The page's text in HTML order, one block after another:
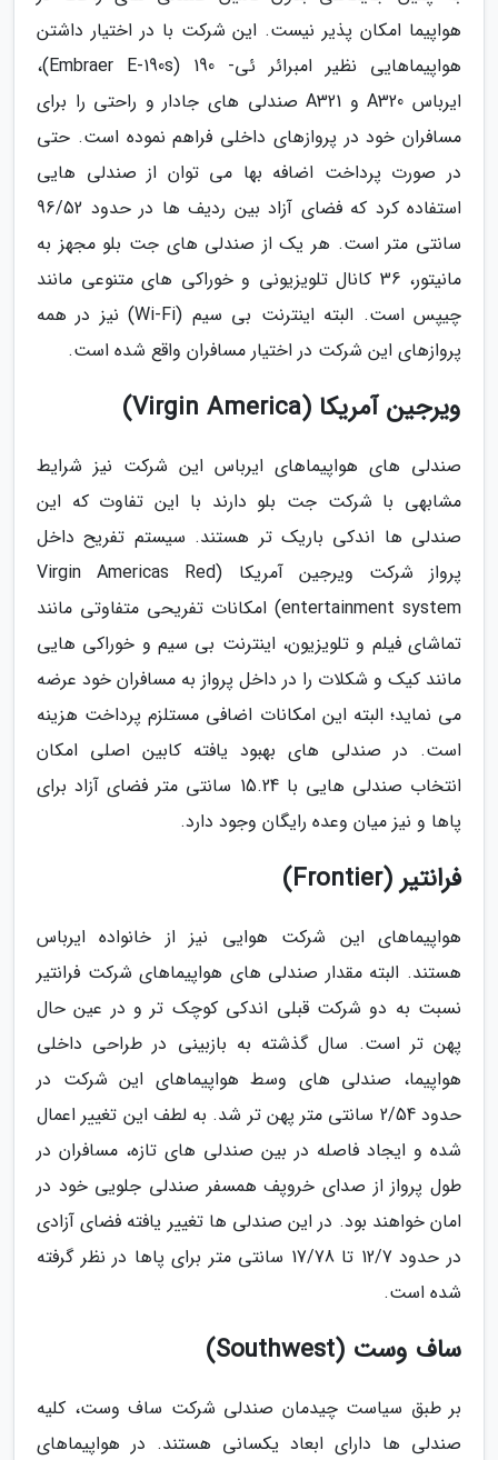
هواپیما امکان پذیر نیست. این شرکت با در اختیار داشتن
هواپیماهایی نظیر امبرائر ئی- 190 (Embraer E-190s)،
ایرباس A320 و A321 صندلی های جادار و راحتی را برای
مسافران خود در پروازهای داخلی فراهم نموده است. حتی
در صورت پرداخت اضافه بها می توان از صندلی هایی
استفاده کرد که فضای آزاد بین ردیف ها در حدود 96/52
سانتی متر است. هر یک از صندلی های جت بلو مجهز به
مانیتور، 36 کانال تلویزیونی و خوراکی های متنوعی مانند
چیپس است. البته اینترنت بی سیم (Wi-Fi) نیز در همه
پروازهای این شرکت در اختیار مسافران واقع شده است.
ویرجین آمریکا (Virgin America)
صندلی های هواپیماهای ایرباس این شرکت نیز شرایط
مشابهی با شرکت جت بلو دارند با این تفاوت که این
صندلی ها اندکی باریک تر هستند. سیستم تفریح داخل
پرواز شرکت ویرجین آمریکا (Virgin Americas Red
entertainment system) امکانات تفریحی متفاوتی مانند
تماشای فیلم و تلویزیون، اینترنت بی سیم و خوراکی هایی
مانند کیک و شکلات را در داخل پرواز به مسافران خود عرضه
می نماید؛ البته این امکانات اضافی مستلزم پرداخت هزینه
است. در صندلی های بهبود یافته کابین اصلی امکان
انتخاب صندلی هایی با 15.24 سانتی متر فضای آزاد برای
پاها و نیز میان وعده رایگان وجود دارد.
فرانتیر (Frontier)
هواپیماهای این شرکت هوایی نیز از خانواده ایرباس
هستند. البته مقدار صندلی های هواپیماهای شرکت فرانتیر
نسبت به دو شرکت قبلی اندکی کوچک تر و در عین حال
پهن تر است. سال گذشته به بازبینی در طراحی داخلی
هواپیما، صندلی های وسط هواپیماهای این شرکت در
حدود 2/54 سانتی متر پهن تر شد. به لطف این تغییر اعمال
شده و ایجاد فاصله در بین صندلی های تازه، مسافران در
طول پرواز از صدای خروپف همسفر صندلی جلویی خود در
امان خواهند بود. در این صندلی ها تغییر یافته فضای آزادی
در حدود 12/7 تا 17/78 سانتی متر برای پاها در نظر گرفته
شده است.
ساف وست (Southwest)
بر طبق سیاست چیدمان صندلی شرکت ساف وست، کلیه
صندلی ها دارای ابعاد یکسانی هستند. در هواپیماهای